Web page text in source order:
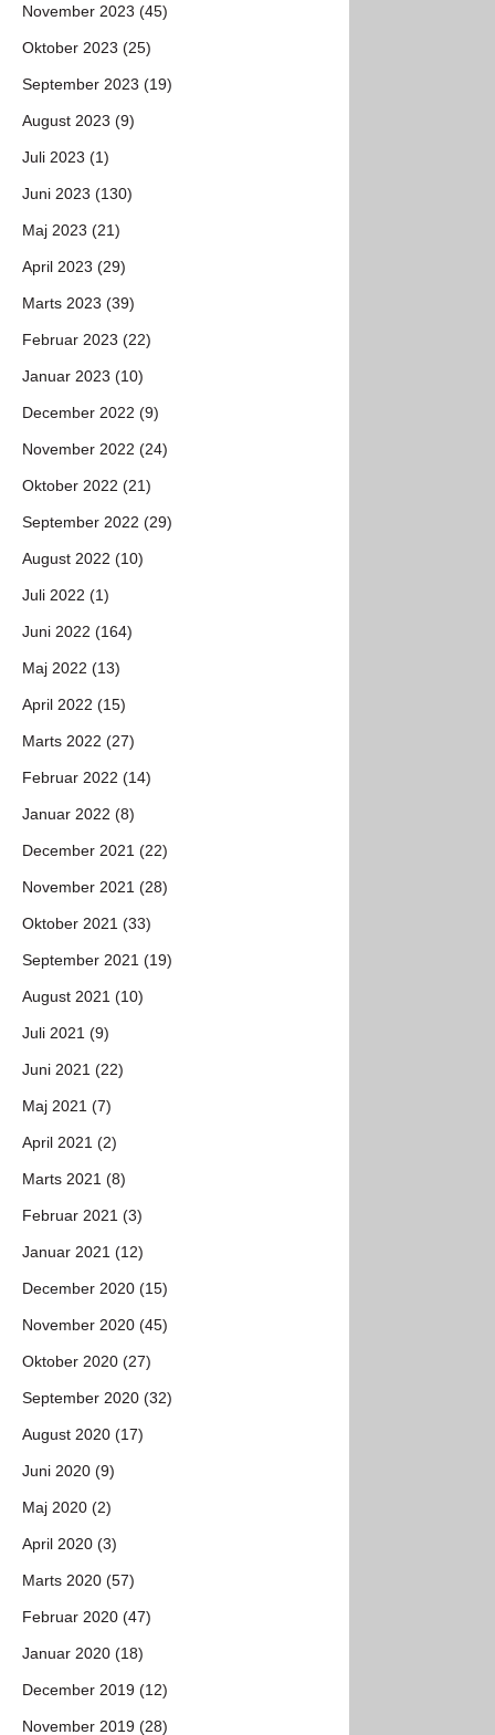
November 2023 (45)
Oktober 2023 (25)
September 2023 (19)
August 2023 (9)
Juli 2023 (1)
Juni 2023 (130)
Maj 2023 (21)
April 2023 (29)
Marts 2023 (39)
Februar 2023 (22)
Januar 2023 (10)
December 2022 (9)
November 2022 (24)
Oktober 2022 (21)
September 2022 (29)
August 2022 (10)
Juli 2022 (1)
Juni 2022 (164)
Maj 2022 (13)
April 2022 (15)
Marts 2022 (27)
Februar 2022 (14)
Januar 2022 (8)
December 2021 (22)
November 2021 (28)
Oktober 2021 (33)
September 2021 (19)
August 2021 (10)
Juli 2021 (9)
Juni 2021 (22)
Maj 2021 (7)
April 2021 (2)
Marts 2021 (8)
Februar 2021 (3)
Januar 2021 (12)
December 2020 (15)
November 2020 (45)
Oktober 2020 (27)
September 2020 (32)
August 2020 (17)
Juni 2020 (9)
Maj 2020 (2)
April 2020 (3)
Marts 2020 (57)
Februar 2020 (47)
Januar 2020 (18)
December 2019 (12)
November 2019 (28)